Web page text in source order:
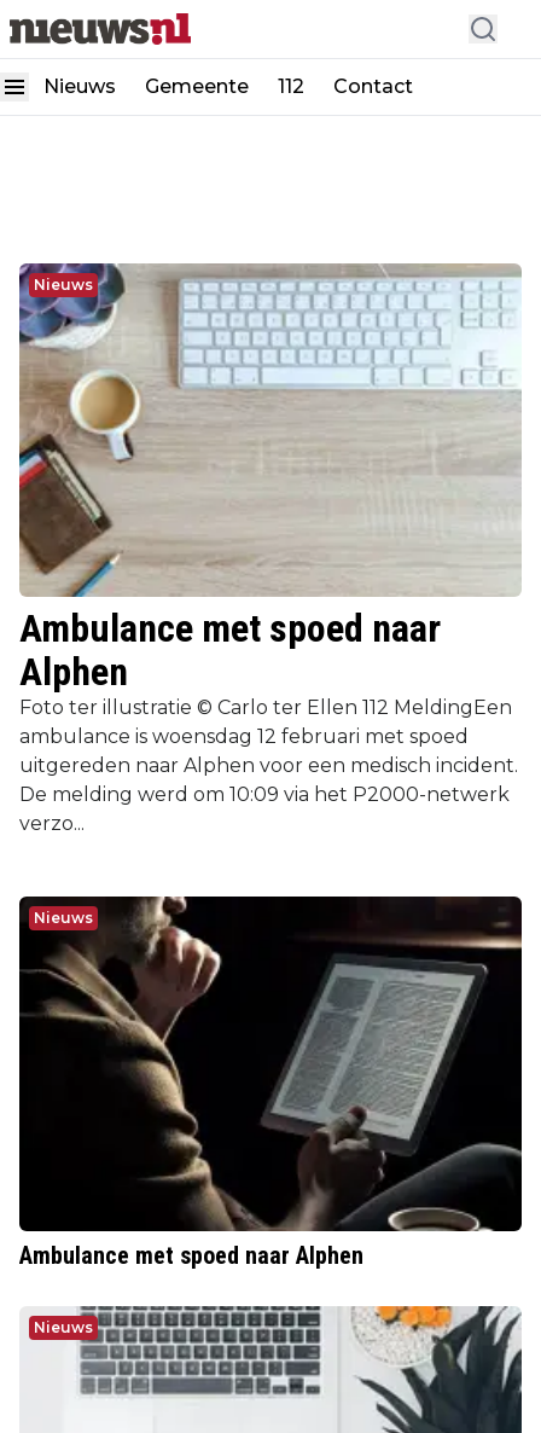
Nieuws Gemeente 112 Contact
Nieuws
Ambulance met spoed naar
Alphen
Foto ter illustratie © Carlo ter Ellen 112 MeldingEen
ambulance is woensdag 12 februari met spoed
uitgereden naar Alphen voor een medisch incident.
De melding werd om 10:09 via het P2000-netwerk
verzo...
Nieuws
Ambulance met spoed naar Alphen
Nieuws